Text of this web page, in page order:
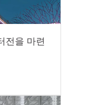
전을 마련